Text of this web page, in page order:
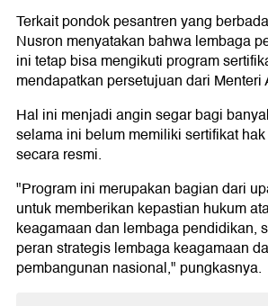
Terkait pondok pesantren yang
Nusron menyatakan bahwa lembaga
ini tetap bisa mengikuti program
mendapatkan persetujuan dari Menteri
Hal ini menjadi angin segar bagi
selama ini belum memiliki sertifikat
secara resmi.
"Program ini merupakan bagian dari
untuk memberikan kepastian hukum
keagamaan dan lembaga pendidikan,
peran strategis lembaga keagamaan
pembangunan nasional," pungkasnya.